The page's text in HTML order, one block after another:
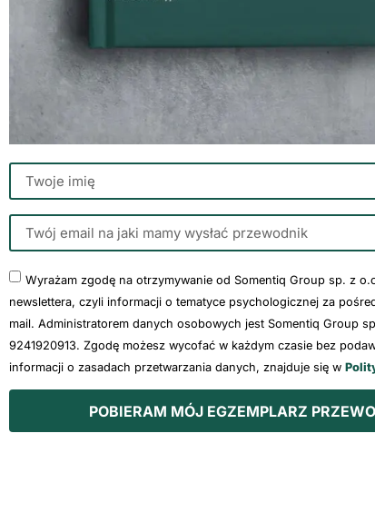
Wyrażam zgodę na otrzymywanie od Somentiq Group sp. z
newslettera, czyli informacji o tematyce psychologicznej za
mail. Administratorem danych osobowych jest Somentiq Group
9241920913. Zgodę możesz wycofać w każdym czasie bez
informacji o zasadach przetwarzania danych, znajduje się w
POBIERAM MÓJ EGZEMPLARZ